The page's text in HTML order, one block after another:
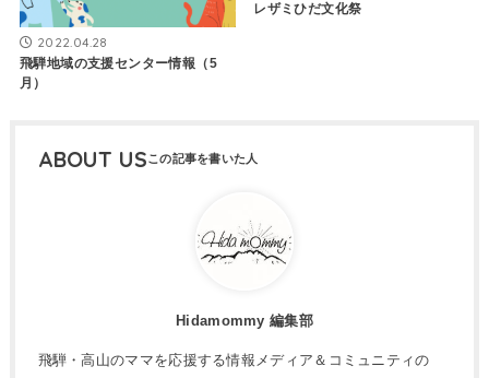
2022.04.28
飛騨地域の支援センター情報（5
月）
レザミひだ文化祭
ABOUT US
Hidamommy 編集部
飛騨・高山のママを応援する情報メディア＆コミュニティの